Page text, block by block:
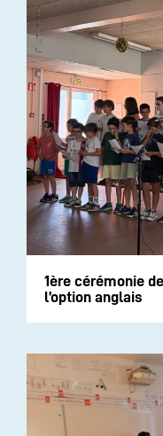
1ère cérémonie
l’option anglais